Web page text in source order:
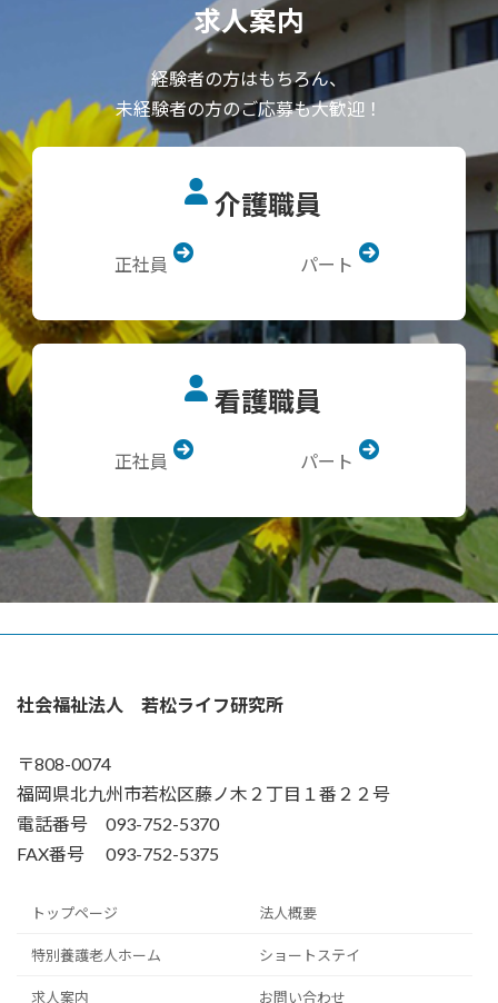
求人案内
経験者の方はもちろん、
未経験者の方のご応募も大歓迎！
介護職員
正社員 パート
看護職員
正社員 パート
社会福祉法人 若松ライフ研究所
〒808-0074
福岡県北九州市若松区藤ノ木２丁目１番２２号
電話番号 093-752-5370
FAX番号 093-752-5375
トップページ 法人概要
特別養護老人ホーム ショートステイ
求人案内 お問い合わせ